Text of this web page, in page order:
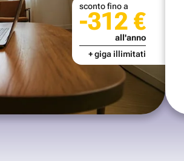
sconto fino a
-312 €
all'anno
+ giga illimitati